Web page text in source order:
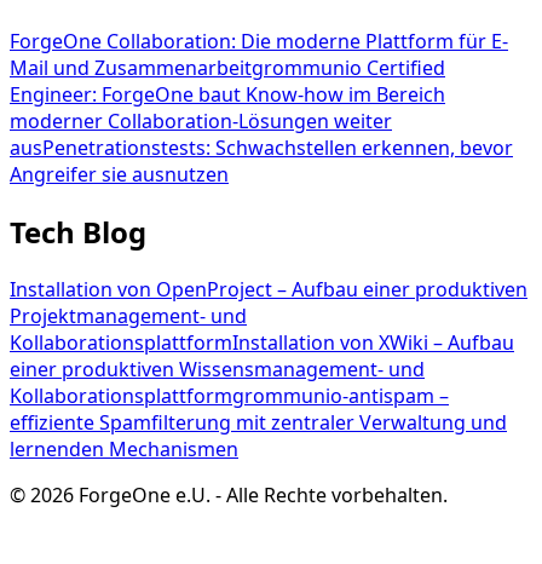
ForgeOne Collaboration: Die moderne Plattform für E-
Mail und Zusammenarbeitgrommunio Certified
Engineer: ForgeOne baut Know-how im Bereich
moderner Collaboration-Lösungen weiter
ausPenetrationstests: Schwachstellen erkennen, bevor
Angreifer sie ausnutzen
Tech Blog
Installation von OpenProject – Aufbau einer produktiven
Projektmanagement- und
KollaborationsplattformInstallation von XWiki – Aufbau
einer produktiven Wissensmanagement- und
Kollaborationsplattformgrommunio-antispam –
effiziente Spamfilterung mit zentraler Verwaltung und
lernenden Mechanismen
©2026 ForgeOne e.U. -Alle Rechte vorbehalten.